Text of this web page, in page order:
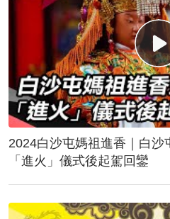
2024白沙屯媽祖進香｜白沙
「進火」儀式後起駕回鑾